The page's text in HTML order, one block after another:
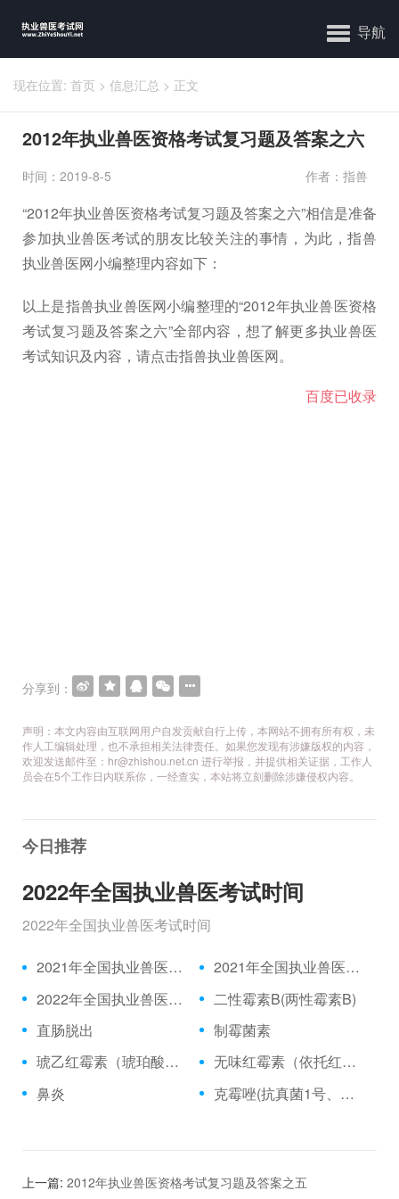
导航
现在位置: 首页 > 信息汇总 > 正文
2012年执业兽医资格考试复习题及答案之六
时间：2019-8-5 作者：指兽
“2012年执业兽医资格考试复习题及答案之六”相信是准备
参加执业兽医考试的朋友比较关注的事情，为此，指兽
执业兽医网小编整理内容如下：
以上是指兽执业兽医网小编整理的“2012年执业兽医资格
考试复习题及答案之六”全部内容，想了解更多执业兽医
考试知识及内容，请点击指兽执业兽医网。
百度已收录
分享到：
声明：本文内容由互联网用户自发贡献自行上传，本网站不拥有所有权，未
作人工编辑处理，也不承担相关法律责任。如果您发现有涉嫌版权的内容，
欢迎发送邮件至：hr@zhishou.net.cn 进行举报，并提供相关证据，工作人
员会在5个工作日内联系你，一经查实，本站将立刻删除涉嫌侵权内容。
今日推荐
2022年全国执业兽医考试时间
2022年全国执业兽医考试时间
2021年全国执业兽医资格考试成绩公布时间、合格分数线
2021年全国执业兽医资格考试真题
2022年全国执业兽医考试时间
二性霉素B(两性霉素B)
直肠脱出
制霉菌素
琥乙红霉素（琥珀酸红霉素、乙琥红霉素）
无味红霉素（依托红霉素）
鼻炎
克霉唑(抗真菌1号、三苯甲咪唑)
上一篇: 2012年执业兽医资格考试复习题及答案之五